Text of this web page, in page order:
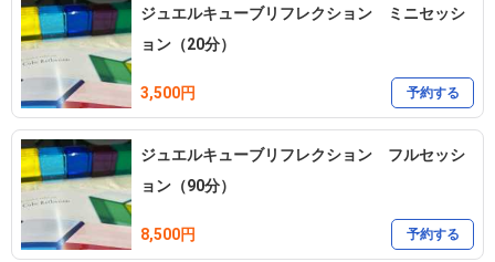
ジュエルキューブリフレクション ミニセッシ
ョン（20分）
3,500円 予約する
ジュエルキューブリフレクション フルセッシ
ョン（90分）
8,500円 予約する